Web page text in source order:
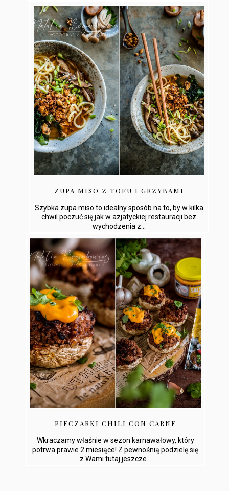
ZUPA MISO Z TOFU I GRZYBAMI
Szybka zupa miso to idealny sposób na to, by w kilka
chwil poczuć się jak w azjatyckiej restauracji bez
wychodzenia z...
PIECZARKI CHILI CON CARNE
Wkraczamy właśnie w sezon karnawałowy, który
potrwa prawie 2 miesiące! Z pewnośnią podzielę się
z Wami tutaj jeszcze...